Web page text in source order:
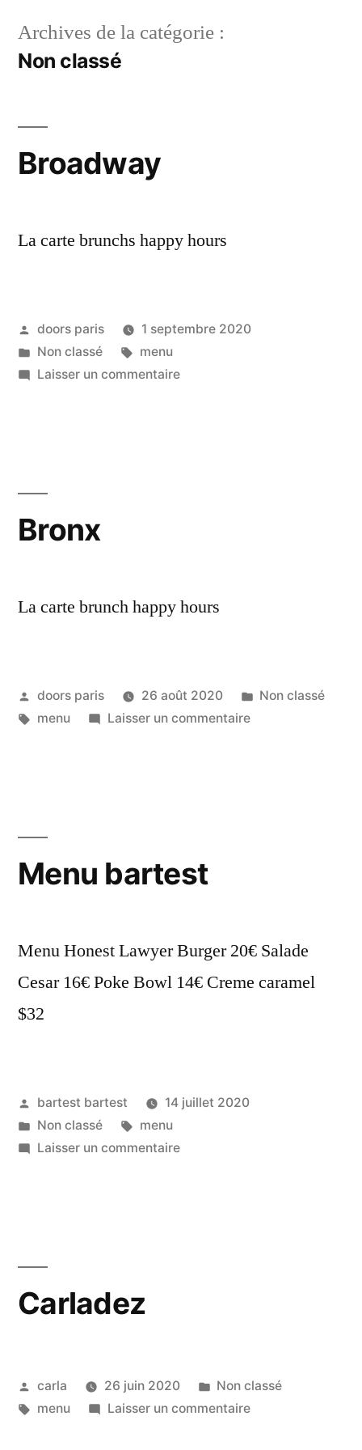
Archives de la catégorie :
Non classé
Broadway
La carte brunchs happy hours
doors paris
1 septembre 2020
Non classé
menu
Laisser un commentaire
Bronx
La carte brunch happy hours
doors paris 26 août 2020
Non classé
menu
Laisser un commentaire
Menu bartest
Menu Honest Lawyer Burger 20€ Salade
Cesar 16€ Poke Bowl 14€ Creme caramel
$32
bartest bartest
14 juillet 2020
Non classé
menu
Laisser un commentaire
Carladez
carla 26 juin 2020
Non classé
menu
Laisser un commentaire